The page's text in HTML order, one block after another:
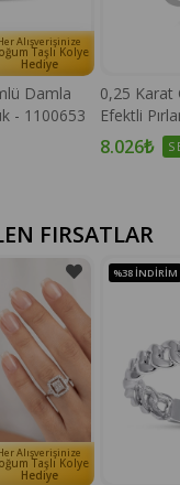
Alışverişinize
Taşlı Kolye
Hediye
Damla
- 1100653
0,25 Karat
Efektli
8.026₺
FIRSATLAR
Alışverişinize
Taşlı Kolye
Hediye
%38 İNDIRIM